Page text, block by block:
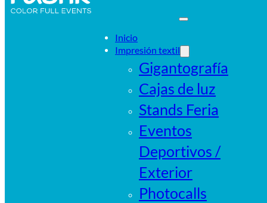
Inicio
Impresión textil
Gigantografía
Cajas de luz
Stands Feria
Eventos
Deportivos /
Exterior
Photocalls